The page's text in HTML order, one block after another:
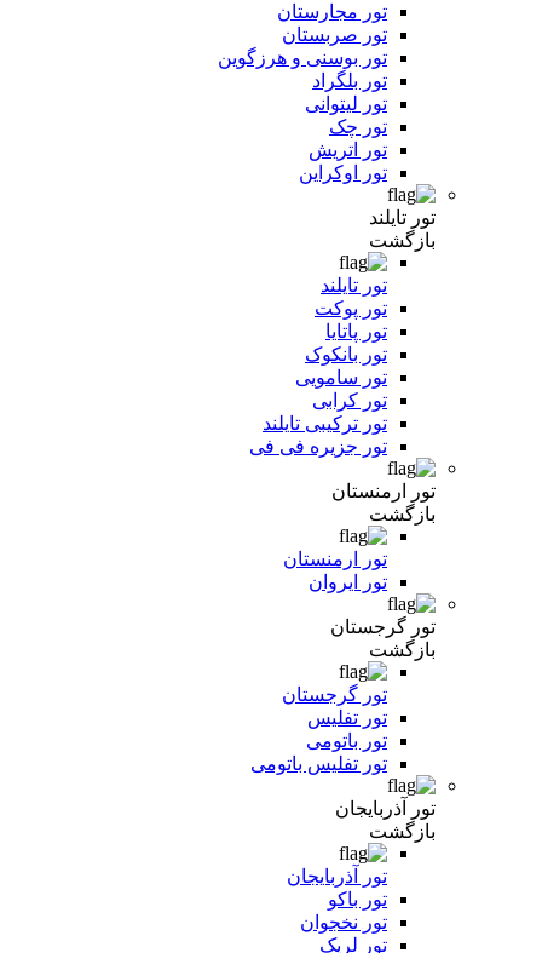
تور مجارستان
تور صربستان
تور بوسنی و هرزگوین
تور بلگراد
تور لیتوانی
تور چک
تور اتریش
تور اوکراین
تور تایلند
بازگشت
تور تایلند
تور پوکت
تور پاتایا
تور بانکوک
تور سامویی
تور کرابی
تور ترکیبی تایلند
تور جزیره فی فی
تور ارمنستان
بازگشت
تور ارمنستان
تور ایروان
تور گرجستان
بازگشت
تور گرجستان
تور تفلیس
تور باتومی
تور تفلیس باتومی
تور آذربایجان
بازگشت
تور آذربایجان
تور باکو
تور نخجوان
تور لریک